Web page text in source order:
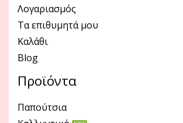
Λογαριασμός
Τα επιθυμητά μου
Καλάθι
Blog
Προϊόντα
Παπούτσια